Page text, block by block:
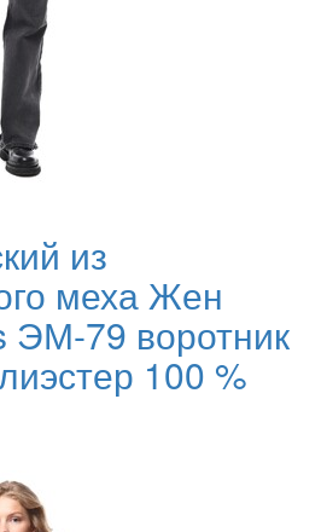
из
меха Жен
ЭМ-79 воротник
100 %